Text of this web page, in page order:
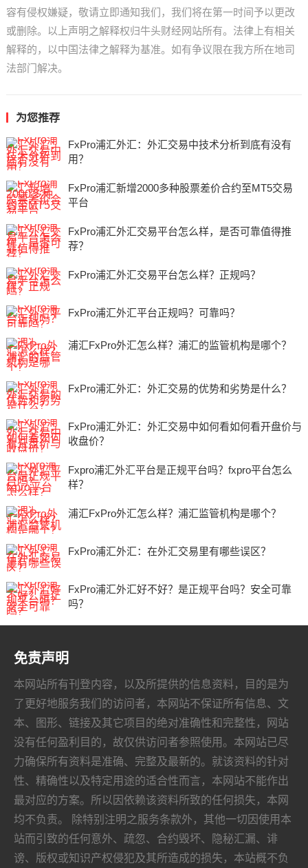
容有侵权嫌疑，敬请立即通知我们，我们将在第一时间予以更改
或删除。以上声明之解释权归牛头财经网站所有。法律上有相关
解释的，以中国法律之解释为基准。如有争议限在我方所在地司
法部门解决。
为您推荐
FxPro浦汇外汇：外汇交易中技术分析到底有没有
用？
FxPro浦汇新增2000多种股票差价合约至MT5交易
平台
FxPro浦汇外汇交易平台怎么样，是否可靠值得推
荐？
FxPro浦汇外汇交易平台怎么样？正规吗？
FxPro浦汇外汇平台正规吗？可靠吗？
浦汇FxPro外汇怎么样？浦汇的监管机构是哪个？
FxPro浦汇外汇：外汇交易的优势和劣势是什么？
FxPro浦汇外汇：外汇交易中如何看如何看开盘价与
收盘价？
Fxpro浦汇外汇平台是正规平台吗？fxpro平台怎么
样？
浦汇FxPro外汇怎么样？浦汇监管机构是哪个？
FxPro浦汇外汇：在外汇交易里有哪些误区？
FxPro浦汇外汇好不好？是正规平台吗？安全可靠
吗？
免责声明
本网站所有刊登内容，以及所提供的信息资料，目的是为
了更好地服务我们的访问者，本网站不保证所有信息、文
本、图形、链接及其它项目的绝对准确性和完整性，网站
没有任何盈利目的，故仅供访问者参照使用。本网站已尽
力确保所有资料是准确、完整及最新的。就该资料的针对
性、精确性以及特定用途的适合性而言，本网站不能作出
最对应的方案。所以因依赖该资料所致的任何损失，本网
均不负责。 除特别注明之服务条款外，其他一切因使用本
站而引致的任何意外、疏忽、合约毁坏、隐秘汇漏、诽
谤、版权或知识产权侵犯及其所造成的损失，本站概不负